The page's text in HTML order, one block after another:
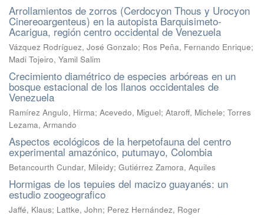
Arrollamientos de zorros (Cerdocyon Thous y Urocyon
Cinereoargenteus) en la autopista Barquisimeto-
Acarigua, región centro occidental de Venezuela
Vázquez Rodríguez, José Gonzalo; Ros Peña, Fernando Enrique;
Madi Tojeiro, Yamil Salim
Crecimiento diamétrico de especies arbóreas en un
bosque estacional de los llanos occidentales de
Venezuela
Ramírez Angulo, Hirma; Acevedo, Miguel; Ataroff, Michele; Torres
Lezama, Armando
Aspectos ecológicos de la herpetofauna del centro
experimental amazónico, putumayo, Colombia
Betancourth Cundar, Mileidy; Gutiérrez Zamora, Aquiles
Hormigas de los tepuies del macizo guayanés: un
estudio zoogeografico
Jaffé, Klaus; Lattke, John; Perez Hernández, Roger